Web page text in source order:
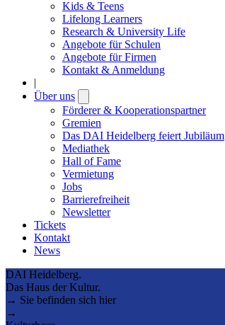
submenu
Kids & Teens
Lifelong Learners
Research & University Life
Angebote für Schulen
Angebote für Firmen
Kontakt & Anmeldung
|
Über uns
submenu
Förderer & Kooperationspartner
Gremien
Das DAI Heidelberg feiert Jubiläum
Mediathek
Hall of Fame
Vermietung
Jobs
Barrierefreiheit
Newsletter
Tickets
Kontakt
News
DAI Heidelberg.
Das Haus der Kultur.
→ Sie befinden sich hier
→